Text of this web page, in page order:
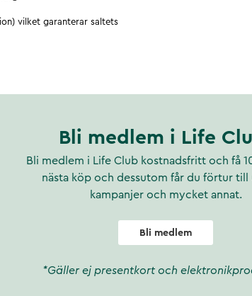
vilket garanterar saltets
Bli medlem i Life
Bli medlem i Life Club kostnadsfritt och få
nästa köp och dessutom får du förtur till
kampanjer och mycket annat.
Bli medlem
*Gäller ej presentkort och